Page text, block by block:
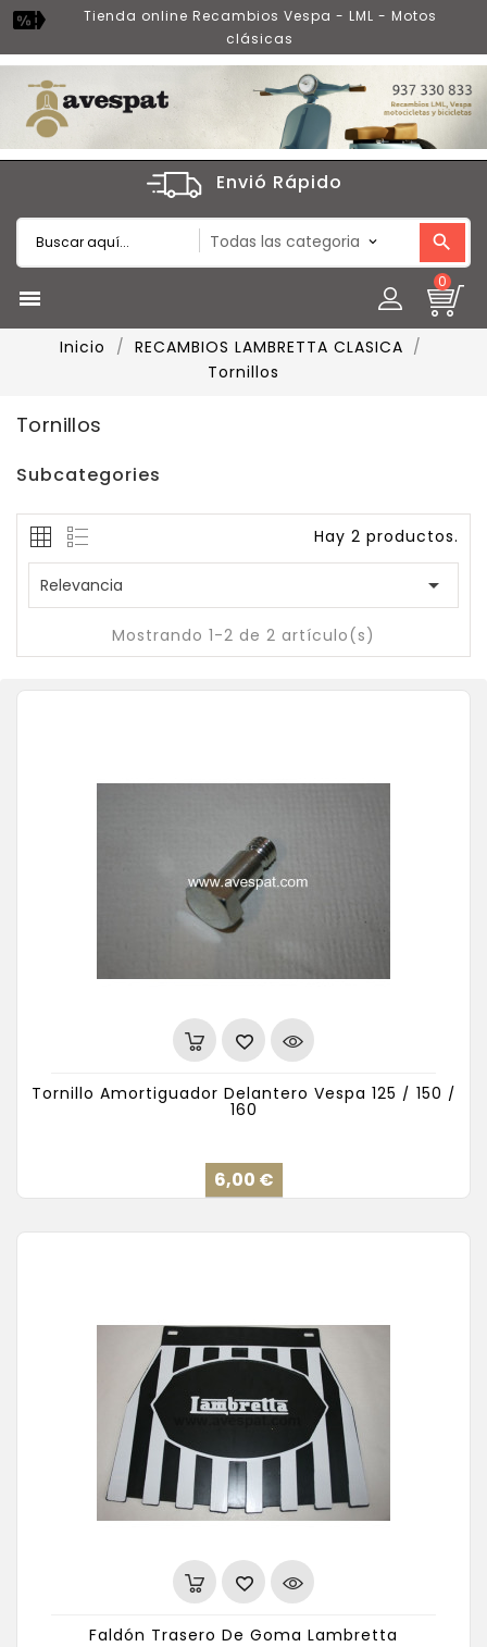
Tienda online Recambios Vespa - LML - Motos
clásicas
Envió Rápido

0
Inicio
RECAMBIOS LAMBRETTA CLASICA
Tornillos
Tornillos
Subcategories
Hay 2 productos.
Relevancia 
Mostrando 1-2 de 2 artículo(s)
Tornillo Amortiguador Delantero Vespa 125 / 150 /
160
6,00 €
Faldón Trasero De Goma Lambretta